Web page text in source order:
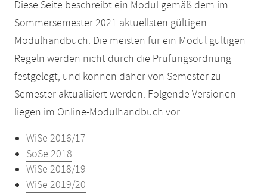
Diese Seite beschreibt ein Modul gemäß dem im
Sommersemester 2021 aktuellsten gültigen
Modulhandbuch. Die meisten für ein Modul gültigen
Regeln werden nicht durch die Prüfungsordnung
festgelegt, und können daher von Semester zu
Semester aktualisiert werden. Folgende Versionen
liegen im Online-Modulhandbuch vor:
WiSe 2016/17
SoSe 2018
WiSe 2018/19
WiSe 2019/20